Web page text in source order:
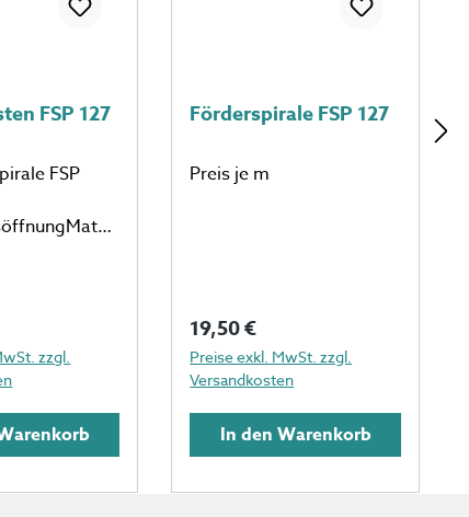
FSP 127
FSP
zzgl.
Förderspirale FSP 127
Preis je m
Regulärer Preis:
19,50 €
Preise exkl. MwSt. zzgl.
Versandkosten
In den Warenkorb